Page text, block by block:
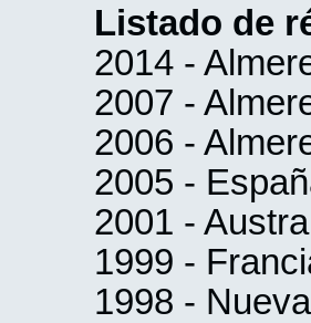
Listado de
2014 -
2007 -
2006 -
2005 -
2001 -
1999 -
1998 -